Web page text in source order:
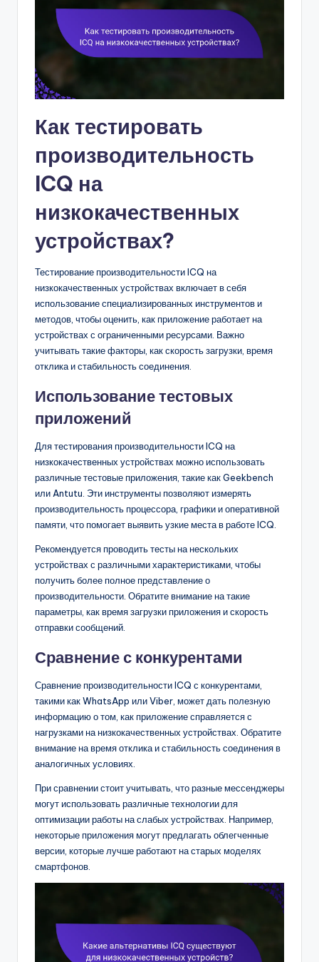
Как тестировать
производительность
ICQ на
низкокачественных
устройствах?
Тестирование производительности ICQ на
низкокачественных устройствах включает в себя
использование специализированных инструментов и
методов, чтобы оценить, как приложение работает на
устройствах с ограниченными ресурсами. Важно
учитывать такие факторы, как скорость загрузки, время
отклика и стабильность соединения.
Использование тестовых
приложений
Для тестирования производительности ICQ на
низкокачественных устройствах можно использовать
различные тестовые приложения, такие как Geekbench
или Antutu. Эти инструменты позволяют измерять
производительность процессора, графики и оперативной
памяти, что помогает выявить узкие места в работе ICQ.
Рекомендуется проводить тесты на нескольких
устройствах с различными характеристиками, чтобы
получить более полное представление о
производительности. Обратите внимание на такие
параметры, как время загрузки приложения и скорость
отправки сообщений.
Сравнение с конкурентами
Сравнение производительности ICQ с конкурентами,
такими как WhatsApp или Viber, может дать полезную
информацию о том, как приложение справляется с
нагрузками на низкокачественных устройствах. Обратите
внимание на время отклика и стабильность соединения в
аналогичных условиях.
При сравнении стоит учитывать, что разные мессенджеры
могут использовать различные технологии для
оптимизации работы на слабых устройствах. Например,
некоторые приложения могут предлагать облегченные
версии, которые лучше работают на старых моделях
смартфонов.